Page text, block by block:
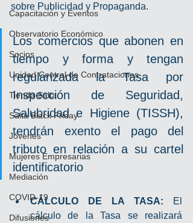
Capacitación y Eventos
Observatorio Económico
Socios
Unidad Central de Contrataciones
Tienda Salta
Salta Black Friday
Jóvenes
Mujeres Empresarias
Mediación
COVID-19
Difusiones
sobre Publicidad y Propaganda.
Los comercios que abonen en
tiempo y forma y tengan
regularizada la Tasa por
Inspección de Seguridad,
Salubridad e Higiene (TISSH),
tendrán exento el pago del
tributo en relación a su cartel
identificatorio
CÁLCULO DE LA TASA: El
cálculo de la Tasa se realizará